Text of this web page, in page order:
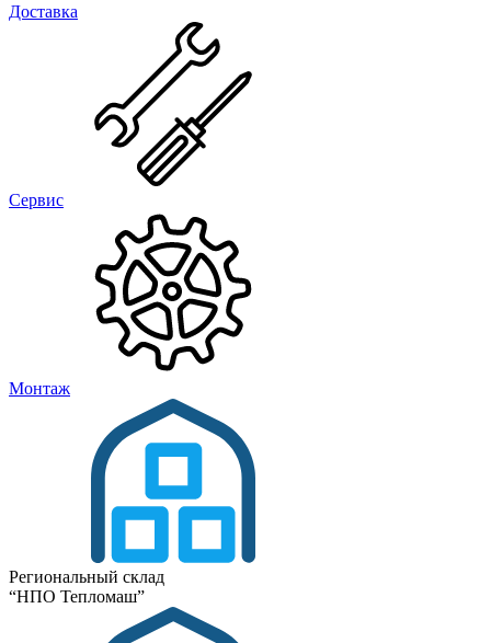
Доставка
Сервис
Монтаж
Региональный склад
“НПО Тепломаш”